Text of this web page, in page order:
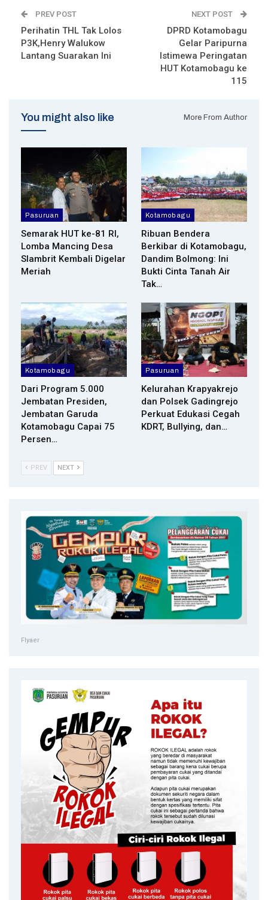
PREV POST
Perihatin THL Tak Lolos
P3K,Henry Walukow
Lantang Suarakan Ini
NEXT POST
DPRD Kotamobagu
Gelar Paripurna
Istimewa Peringatan
HUT Kotamobagu ke
115
You might also like More From Author
Pasuruan
Semarak HUT ke-81 RI,
Lomba Mancing Desa
Slambrit Kembali Digelar
Meriah
Kotamobagu
Ribuan Bendera
Berkibar di Kotamobagu,
Dandim Bolmong: Ini
Bukti Cinta Tanah Air
Tak…
Kotamobagu
Dari Program 5.000
Jembatan Presiden,
Jembatan Garuda
Kotamobagu Capai 75
Persen…
Pasuruan
Kelurahan Krapyakrejo
dan Polsek Gadingrejo
Perkuat Edukasi Cegah
KDRT, Bullying, dan…
PREV NEXT
Flyaer